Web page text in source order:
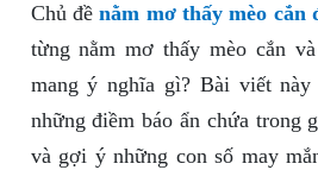
Chủ đềnằm mơ thấy mèo cắn
từng nằm mơ thấy mèo cắn
mang ý nghĩa gì? Bài viết
những điềm báo ẩn chứa trong
và gợi ý những con số may